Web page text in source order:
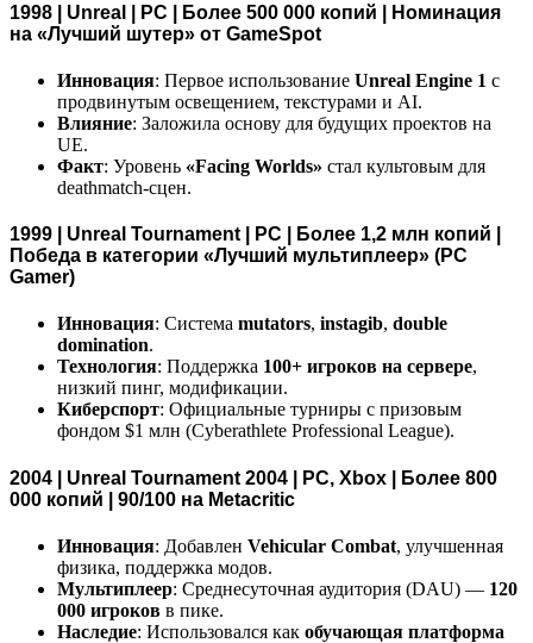
1998 | Unreal | PC | Более 500 000 копий | Номинация
на «Лучший шутер» от GameSpot
Инновация: Первое использование Unreal Engine 1 с
продвинутым освещением, текстурами и AI.
Влияние: Заложила основу для будущих проектов на
UE.
Факт: Уровень «Facing Worlds» стал культовым для
deathmatch-сцен.
1999 | Unreal Tournament | PC | Более 1,2 млн копий |
Победа в категории «Лучший мультиплеер» (PC
Gamer)
Инновация: Система mutators, instagib, double
domination.
Технология: Поддержка 100+ игроков на сервере,
низкий пинг, модификации.
Киберспорт: Официальные турниры с призовым
фондом $1 млн (Cyberathlete Professional League).
2004 | Unreal Tournament 2004 | PC, Xbox | Более 800
000 копий | 90/100 на Metacritic
Инновация: Добавлен Vehicular Combat, улучшенная
физика, поддержка модов.
Мультиплеер: Среднесуточная аудитория (DAU) — 120
000 игроков в пике.
Наследие: Использовался как обучающая платформа